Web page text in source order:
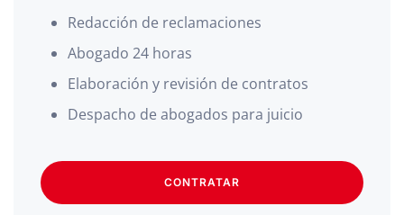
Redacción de reclamaciones
Abogado 24 horas
Elaboración y revisión de contratos
Despacho de abogados para juicio
CONTRATAR